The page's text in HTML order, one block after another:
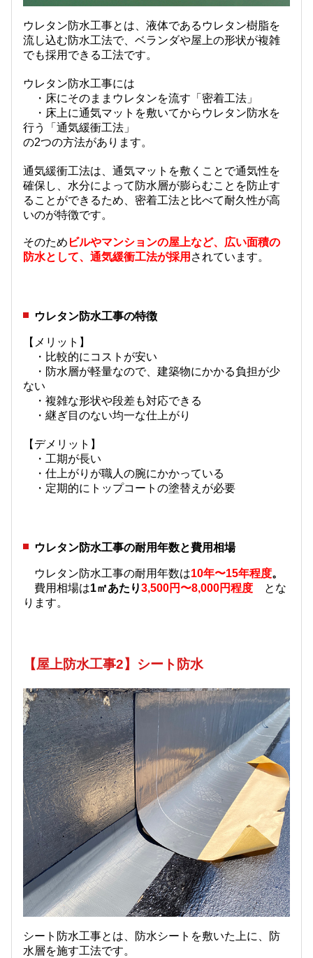
ウレタン防水工事とは、液体であるウレタン樹脂を
流し込む防水工法で、ベランダや屋上の形状が複雑
でも採用できる工法です。
ウレタン防水工事には
・床にそのままウレタンを流す「密着工法」
・床上に通気マットを敷いてからウレタン防水を
行う「通気緩衝工法」
の2つの方法があります。
通気緩衝工法は、通気マットを敷くことで通気性を
確保し、水分によって防水層が膨らむことを防止す
ることができるため、密着工法と比べて耐久性が高
いのが特徴です。
そのため ビルやマンションの屋上など、広い面積の
防水として、通気緩衝工法が採用 されています。
ウレタン防水工事の特徴
【メリット】
・比較的にコストが安い
・防水層が軽量なので、建築物にかかる負担が少
ない
・複雑な形状や段差も対応できる
・継ぎ目のない均一な仕上がり
【デメリット】
・工期が長い
・仕上がりが職人の腕にかかっている
・定期的にトップコートの塗替えが必要
ウレタン防水工事の耐用年数と費用相場
ウレタン防水工事の耐用年数は10年〜15年程度。
費用相場は1㎡あたり3,500円〜8,000円程度
とな
ります。
【屋上防水工事2】シート防水
シート防水工事とは、防水シートを敷いた上に、防
水層を施す工法です。